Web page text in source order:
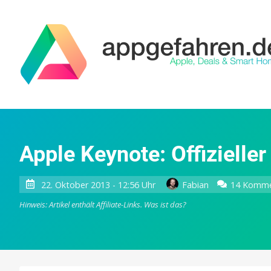
Apple Keynote:
22. Oktober 2013 - 12:56 Uhr Fabian 14
Hinweis: Artikel enthält Affiliate-Links. Was ist das?